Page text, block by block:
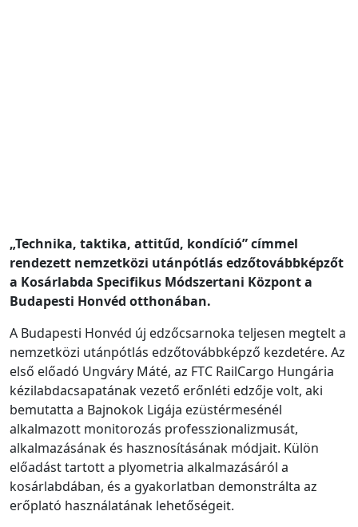
„Technika, taktika, attitűd, kondíció” címmel
rendezett nemzetközi utánpótlás edzőtovábbképzőt
a Kosárlabda Specifikus Módszertani Központ a
Budapesti Honvéd otthonában.
A Budapesti Honvéd új edzőcsarnoka teljesen megtelt a
nemzetközi utánpótlás edzőtovábbképző kezdetére. Az
első előadó Ungváry Máté, az FTC RailCargo Hungária
kézilabdacsapatának vezető erőnléti edzője volt, aki
bemutatta a Bajnokok Ligája ezüstérmesénél
alkalmazott monitorozás professzionalizmusát,
alkalmazásának és hasznosításának módjait. Külön
előadást tartott a plyometria alkalmazásáról a
kosárlabdában, és a gyakorlatban demonstrálta az
erőplató használatának lehetőségeit.